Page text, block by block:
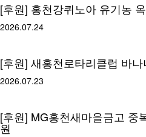
[후원] 홍천강퀴노아 유기농
2026.07.24
[후원] 새홍천로타리클럽 바
2026.07.23
[후원] MG홍천새마을금고 중
원